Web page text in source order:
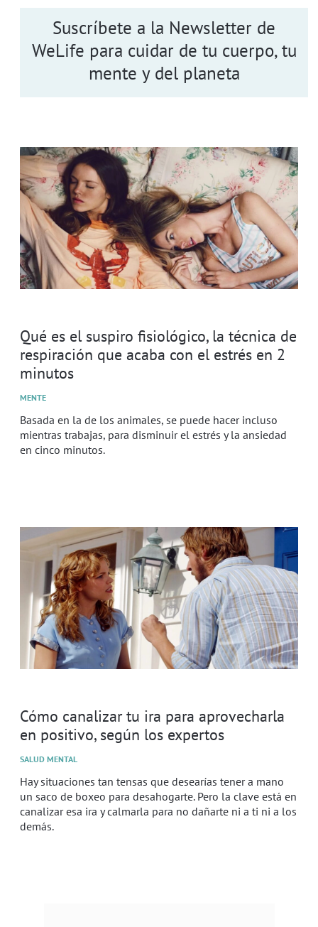
Qué es el suspiro fisiológico, la técnica de
respiración que acaba con el estrés en 2
minutos
MENTE
Basada en la de los animales, se puede hacer incluso
mientras trabajas, para disminuir el estrés y la ansiedad
en cinco minutos.
Cómo canalizar tu ira para aprovecharla
en positivo, según los expertos
SALUD MENTAL
Hay situaciones tan tensas que desearías tener a mano
un saco de boxeo para desahogarte. Pero la clave está en
canalizar esa ira y calmarla para no dañarte ni a ti ni a los
demás.
Suscríbete a la Newsletter de
WeLife para cuidar de tu cuerpo, tu
mente y del planeta